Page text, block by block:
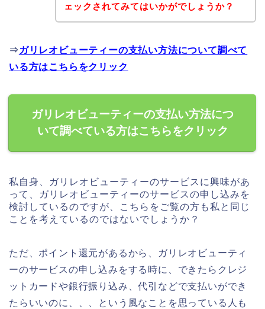
ェックされてみてはいかがでしょうか？
⇒ ガリレオビューティーの支払い方法について調べて
いる方はこちらをクリック
ガリレオビューティーの支払い方法につ
いて調べている方はこちらをクリック
私自身、ガリレオビューティーのサービスに興味があ
って、ガリレオビューティーのサービスの申し込みを
検討しているのですが、こちらをご覧の方も私と同じ
ことを考えているのではないでしょうか？
ただ、ポイント還元があるから、ガリレオビューティ
ーのサービスの申し込みをする時に、できたらクレジ
ットカードや銀行振り込み、代引などで支払いができ
たらいいのに、、、という風なことを思っている人も